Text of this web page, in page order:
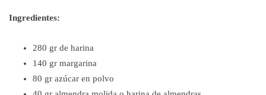
Ingredientes:
280 gr de harina
140 gr margarina
80 gr azúcar en polvo